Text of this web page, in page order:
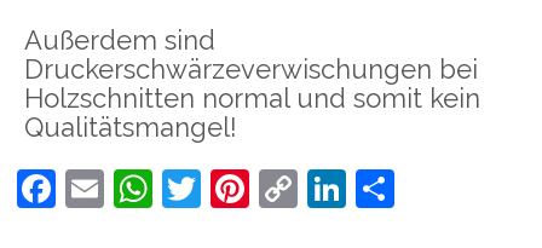
Außerdem sind
Druckerschwärzeverwischungen bei
Holzschnitten normal und somit kein
Qualitätsmangel!
Facebook
EmailWhatsApp
Twitter
Pinterest
CopyLinkedIn